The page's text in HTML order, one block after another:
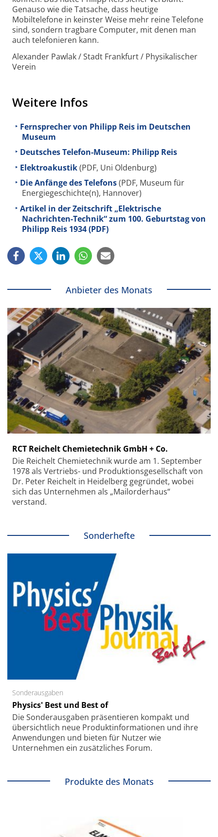
Genauso wie die Tatsache, dass heutige
Mobiltelefone in keinster Weise mehr reine Telefone
sind, sondern tragbare Computer, mit denen man
auch telefonieren kann.
Alexander Pawlak / Stadt Frankfurt / Physikalischer
Verein
Weitere Infos
Fernsprecher von Philipp Reis im Deutschen
Museum
Deutsches Telefon-Museum: Philipp Reis
Elektroakustik(PDF, Uni Oldenburg)
Die Anfänge des Telefons(PDF, Museum für
Energiegeschichte(n), Hannover)
Artikel in der Zeitschrift „Elektrische
Nachrichten-Technik“ zum 100. Geburtstag von
Philipp Reis 1934 (PDF)
Anbieter des Monats
RCT Reichelt Chemietechnik GmbH + Co.
Die Reichelt Chemietechnik wurde am 1. September
1978 als Vertriebs- und Produktionsgesellschaft von
Dr. Peter Reichelt in Heidelberg gegründet, wobei
sich das Unternehmen als „Mailorderhaus“
verstand.
Sonderhefte
Sonderausgaben
Physics' Best und Best of
Die Sonder­ausgaben präsentieren kompakt und
übersichtlich neue Produkt­informationen und ihre
Anwendungen und bieten für Nutzer wie
Unternehmen ein zusätzliches Forum.
Produkte des Monats